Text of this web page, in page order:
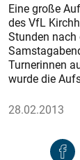
Eine große
des VfL
Stunden nach
Turnerinnen
wurde die
28.02.2013